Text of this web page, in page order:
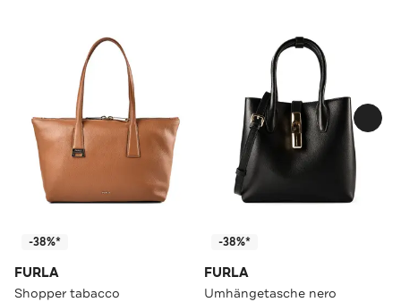
-38%*
FURLA
Shopper tabacco
-38%*
FURLA
Umhängetasche nero